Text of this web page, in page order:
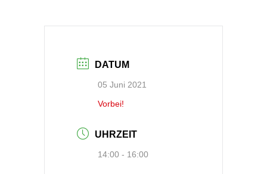
DATUM
05 Juni 2021
Vorbei!
UHRZEIT
14:00 - 16:00